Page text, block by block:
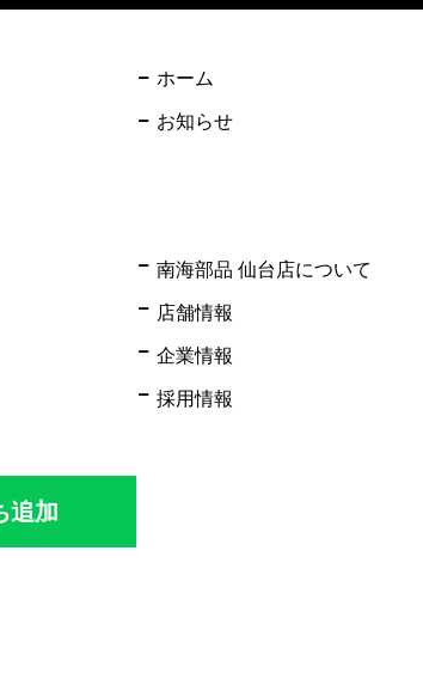
追加
ホーム
お知らせ
南海部品 仙台店について
店舗情報
企業情報
採用情報